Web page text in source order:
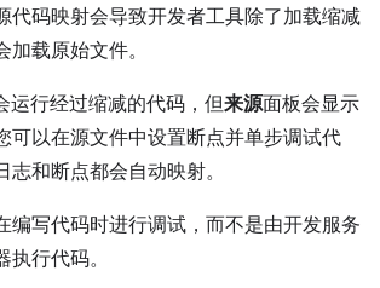
代码映射会导致开发者工具除了加载缩减
载原始文件。
运行经过缩减的代码，但来源面板会显示
可以在源文件中设置断点并单步调试代
和断点都会自动映射。
编写代码时进行调试，而不是由开发服务
行代码。